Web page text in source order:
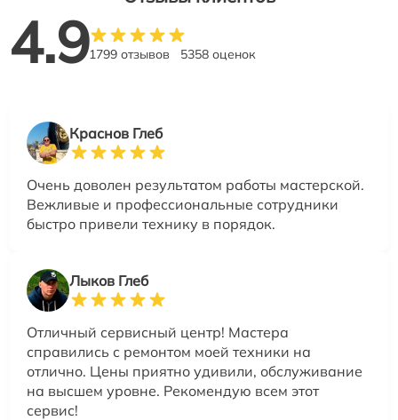
4.91799 отзывов 5358 оценок
Краснов Глеб
Очень доволен результатом работы мастерской.
Вежливые и профессиональные сотрудники
быстро привели технику в порядок.
Лыков Глеб
Отличный сервисный центр! Мастера
справились с ремонтом моей техники на
отлично. Цены приятно удивили, обслуживание
на высшем уровне. Рекомендую всем этот
сервис!